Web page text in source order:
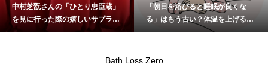
中村芝翫さんの「ひとり忠臣蔵」
を見に行った際の嬉しいサプライ
ズ
「朝日を浴びると睡眠が良くな
る」はもう古い？体温を上げるこ
とが重要
Bath Loss Zero